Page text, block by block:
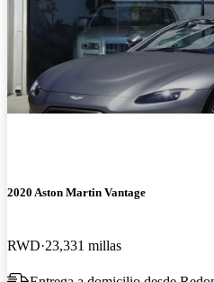
2020 Aston Martin Vantage
RWD 23,331 millas